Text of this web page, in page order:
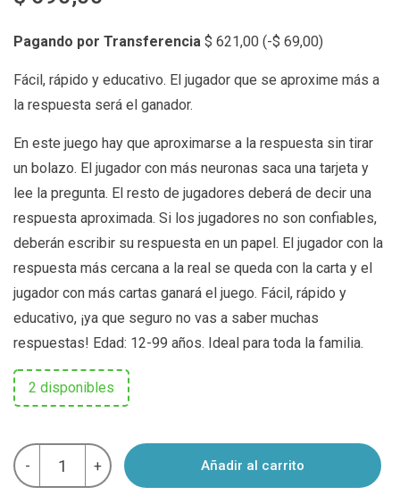
Pagando por Transferencia $ 621,00 (-$ 69,00)
Fácil, rápido y educativo. El jugador que se aproxime más a
la respuesta será el ganador.
En este juego hay que aproximarse a la respuesta sin tirar
un bolazo. El jugador con más neuronas saca una tarjeta y
lee la pregunta. El resto de jugadores deberá de decir una
respuesta aproximada. Si los jugadores no son confiables,
deberán escribir su respuesta en un papel. El jugador con la
respuesta más cercana a la real se queda con la carta y el
jugador con más cartas ganará el juego. Fácil, rápido y
educativo, ¡ya que seguro no vas a saber muchas
respuestas! Edad: 12-99 años. Ideal para toda la familia.
2 disponibles
-
cartas
+ Añadir al carrito